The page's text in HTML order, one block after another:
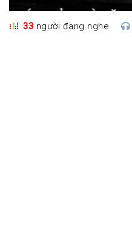
33 người đang nghe